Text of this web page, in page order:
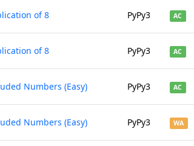
of 8 PyPy3 AC
of 8 PyPy3 AC
Numbers (Easy) PyPy3 AC
Numbers (Easy) PyPy3 WA